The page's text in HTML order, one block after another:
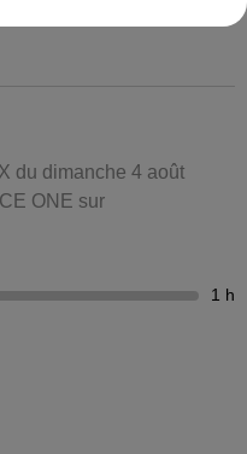
du dimanche 4 août
ONE sur
1 h